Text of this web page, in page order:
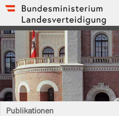
Publikationen